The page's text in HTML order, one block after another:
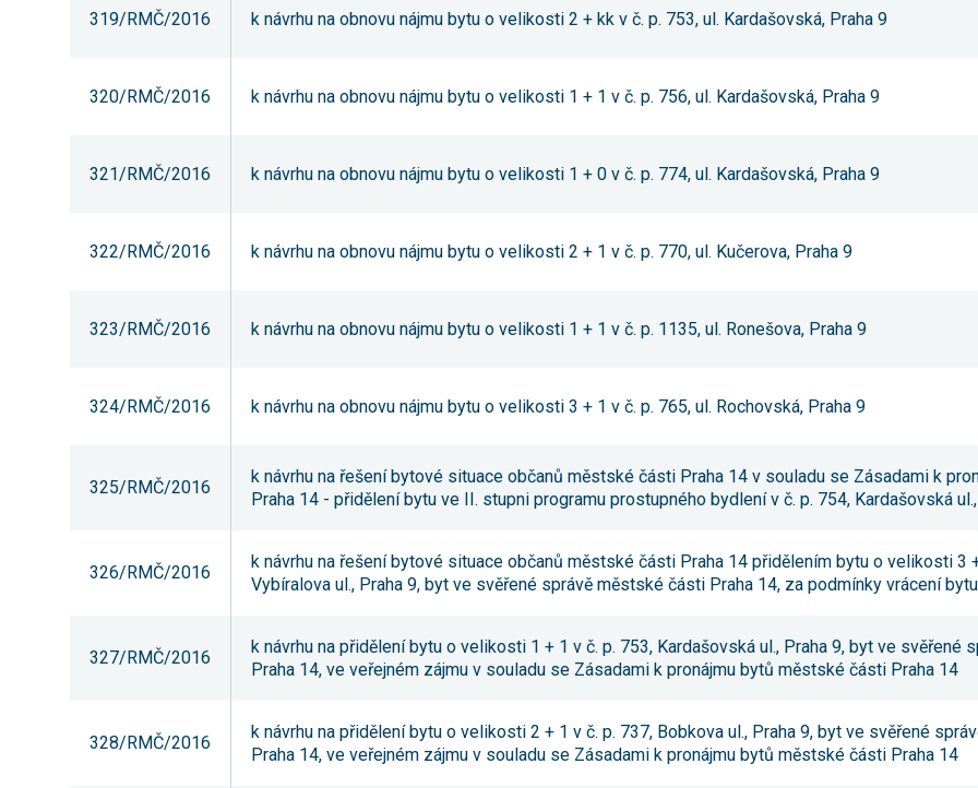
319/RMČ/2016 k návrhu na obnovu nájmu bytu o velikosti 2 + kk v č. p. 753, ul. Kardašovská, Praha 9
320/RMČ/2016 k návrhu na obnovu nájmu bytu o velikosti 1 + 1 v č. p. 756, ul. Kardašovská, Praha 9
321/RMČ/2016 k návrhu na obnovu nájmu bytu o velikosti 1 + 0 v č. p. 774, ul. Kardašovská, Praha 9
322/RMČ/2016 k návrhu na obnovu nájmu bytu o velikosti 2 + 1 v č. p. 770, ul. Kučerova, Praha 9
323/RMČ/2016 k návrhu na obnovu nájmu bytu o velikosti 1 + 1 v č. p. 1135, ul. Ronešova, Praha 9
324/RMČ/2016 k návrhu na obnovu nájmu bytu o velikosti 3 + 1 v č. p. 765, ul. Rochovská, Praha 9
325/RMČ/2016
k návrhu na řešení bytové situace občanů městské části Praha 14 v souladu se Zásadami k
Praha 14 - přidělení bytu ve II. stupni programu prostupného bydlení v č. p. 754, Kardašovská
326/RMČ/2016
k návrhu na řešení bytové situace občanů městské části Praha 14 přidělením bytu o velikosti 3
Vybíralova ul., Praha 9, byt ve svěřené správě městské části Praha 14, za podmínky vrácení
327/RMČ/2016
k návrhu na přidělení bytu o velikosti 1 + 1 v č. p. 753, Kardašovská ul., Praha 9, byt ve svěřené
Praha 14, ve veřejném zájmu v souladu se Zásadami k pronájmu bytů městské části Praha 14
328/RMČ/2016
k návrhu na přidělení bytu o velikosti 2 + 1 v č. p. 737, Bobkova ul., Praha 9, byt ve svěřené
Praha 14, ve veřejném zájmu v souladu se Zásadami k pronájmu bytů městské části Praha 14
Váš souhlas s
využitím
Z tohoto
nemohou být
individuálně
cookies
Analytické
výkonu
kampaní.
Jejich pomocí
a zdroje
návštěv
našich
získaná
pomocí těchto
cookies
bez použití
identifikátorů,
které ukazují